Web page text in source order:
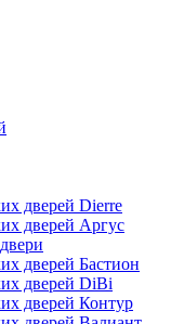
дверей Dierre
дверей Аргус
дверей Бастион
дверей DiBi
дверей Контур